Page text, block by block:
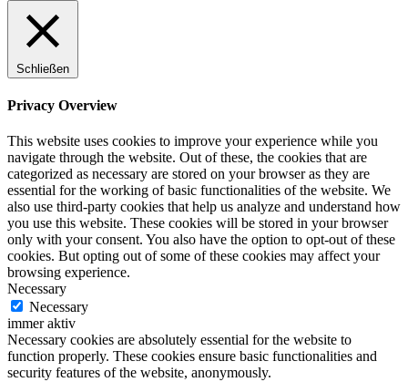
Schließen
Privacy Overview
This website uses cookies to improve your experience while you
navigate through the website. Out of these, the cookies that are
categorized as necessary are stored on your browser as they are
essential for the working of basic functionalities of the website. We
also use third-party cookies that help us analyze and understand how
you use this website. These cookies will be stored in your browser
only with your consent. You also have the option to opt-out of these
cookies. But opting out of some of these cookies may affect your
browsing experience.
Necessary
Necessary
immer aktiv
Necessary cookies are absolutely essential for the website to
function properly. These cookies ensure basic functionalities and
security features of the website, anonymously.